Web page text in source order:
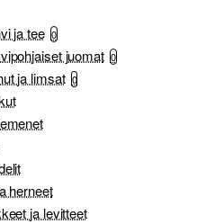
ja tee 0
juomat 0
ja limsat 0
herneet
ja levitteet